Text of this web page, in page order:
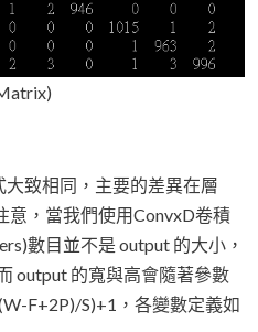
致相同，主要的差異在層
意，當我們使用ConvxD卷積
數目並不是 output 的大小，
output 的寬與高會隨著參數
F+2P)/S)+1，各變數定義如